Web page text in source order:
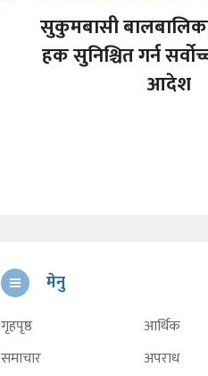
सुकुमबासी
हक सुनिश्चित गर्न
आदेश
मेनु
गृहपृष्ठ
समाचार
आर्थिक
अपराध